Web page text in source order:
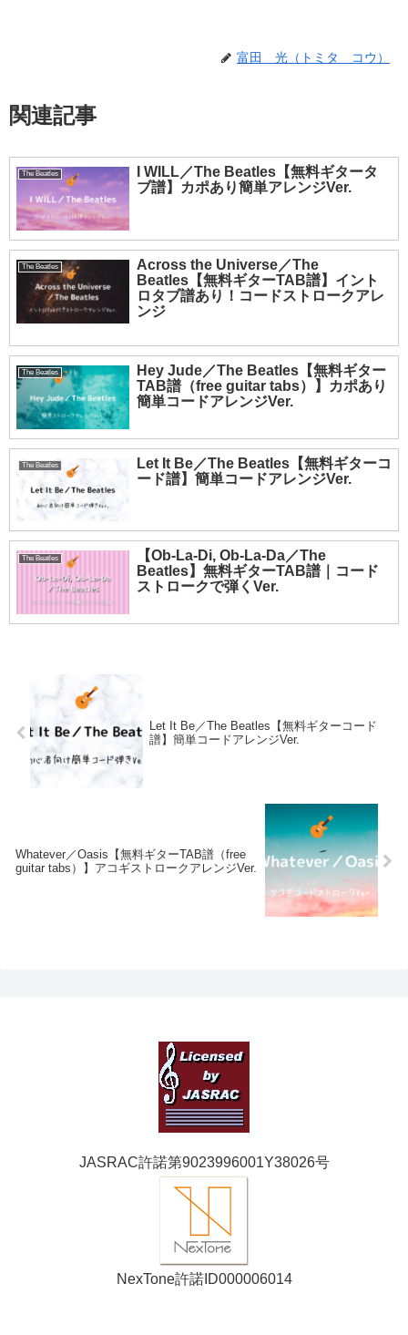
富田 光（トミタ コウ）
関連記事
The Beatles
I WILL／The Beatles【無料ギタータ
ブ譜】カポあり簡単アレンジVer.
The Beatles
Across the Universe／The
Beatles【無料ギターTAB譜】イント
ロタブ譜あり！コードストロークアレ
ンジ
The Beatles
Hey Jude／The Beatles【無料ギター
TAB譜（free guitar tabs）】カポあり
簡単コードアレンジVer.
The Beatles
Let It Be／The Beatles【無料ギターコ
ード譜】簡単コードアレンジVer.
The Beatles
【Ob-La-Di, Ob-La-Da／The
Beatles】無料ギターTAB譜｜コード
ストロークで弾くVer.
Let It Be／The Beatles【無料ギターコード
譜】簡単コードアレンジVer.
Whatever／Oasis【無料ギターTAB譜（free
guitar tabs）】アコギストロークアレンジVer.
JASRAC許諾第9023996001Y38026号
NexTone許諾ID000006014